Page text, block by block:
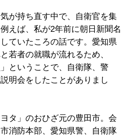
が持ち直す中で、自衛官を集
えば、私が2年前に朝日新聞名
ていたころの話です。愛知県
若者の就職が流れるため、
ということで、自衛隊、警
明会をしたことがありまし
タ」のおひざ元の豊田市。会
消防本部、愛知県警、自衛隊